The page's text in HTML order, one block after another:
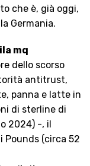
che è, già oggi,
Germania.
mq
dello scorso
antitrust,
panna e latte in
di sterline di
2024) -, il
Pounds (circa 52